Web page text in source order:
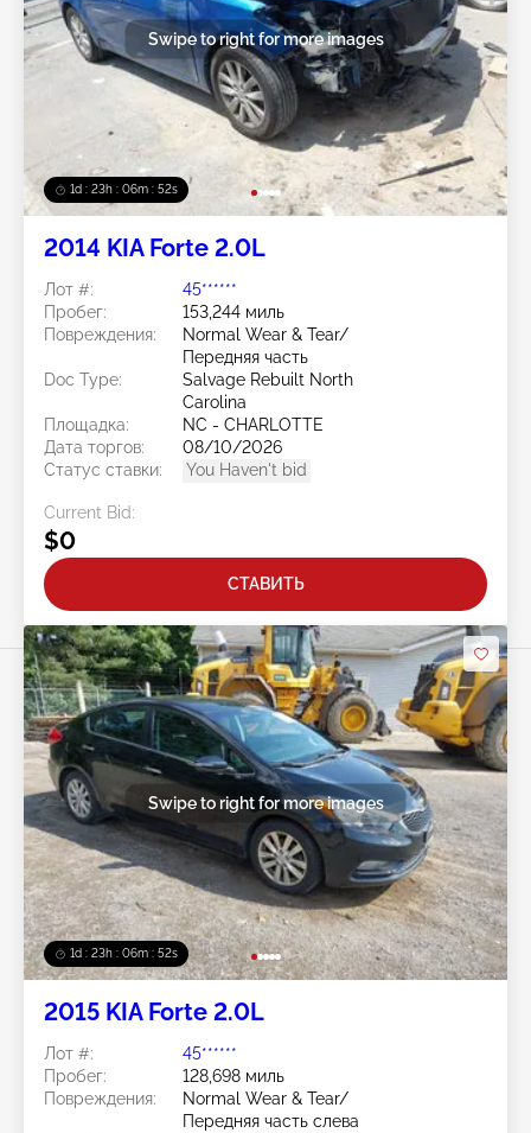
1d : 23h : 06m : 50s
Swipe to right for more images
2014 KIA Forte 2.0L
Лот #:
45******
Пробег:
153,244 миль
Повреждения:
Normal Wear & Tear/
Передняя часть
Doc Type:
Salvage Rebuilt North
Carolina
Площадка:
NC - CHARLOTTE
Дата торгов:
08/10/2026
Статус ставки:
You Haven't bid
Current Bid:
$0
СТАВИТЬ
1d : 23h : 06m : 50s
Swipe to right for more images
2015 KIA Forte 2.0L
Лот #:
45******
Пробег:
128,698 миль
Повреждения:
Normal Wear & Tear/
Передняя часть слева